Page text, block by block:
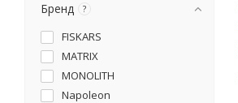
Бренд ?
FISKARS
MATRIX
MONOLITH
Napoleon